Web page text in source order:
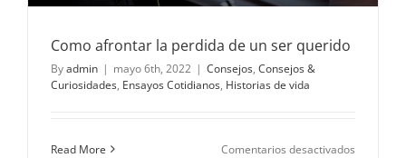
Como afrontar la perdida de un ser querido
Byadmin | mayo 6th, 2022 | Consejos, Consejos &
Curiosidades, Ensayos Cotidianos, Historias de vida
Read More Comentarios desactivados